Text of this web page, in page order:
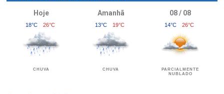
Hoje
18°C 26°C
CHUVA
Amanhã
13°C 19°C
CHUVA
08 / 08
14°C 26°C
PARCIALMENTE
NUBLADO